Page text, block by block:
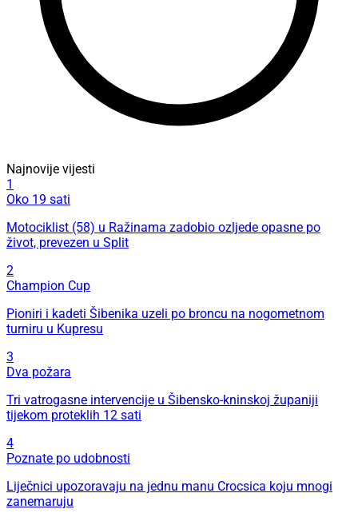
Najnovije vijesti
1
Oko 19 sati
Motociklist (58) u Ražinama zadobio ozljede opasne po
život, prevezen u Split
2
Champion Cup
Pioniri i kadeti Šibenika uzeli po broncu na nogometnom
turniru u Kupresu
3
Dva požara
Tri vatrogasne intervencije u Šibensko-kninskoj županiji
tijekom proteklih 12 sati
4
Poznate po udobnosti
Liječnici upozoravaju na jednu manu Crocsica koju mnogi
zanemaruju